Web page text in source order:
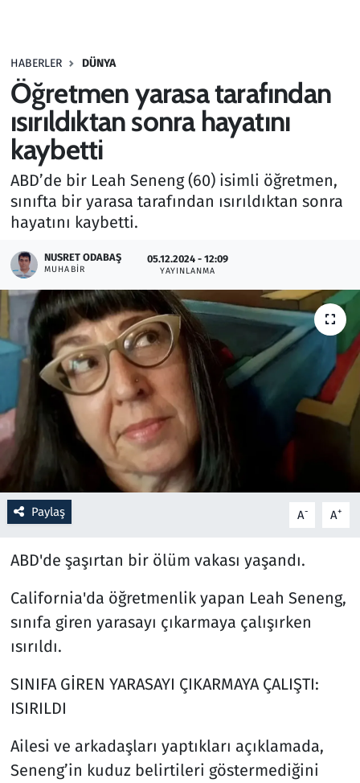
HABERLER DÜNYA
Öğretmen yarasa tarafından
ısırıldıktan sonra hayatını
kaybetti
ABD’de bir Leah Seneng (60) isimli öğretmen,
sınıfta bir yarasa tarafından ısırıldıktan sonra
hayatını kaybetti.
NUSRET ODABAŞ
MUHABIR
05.12.2024 - 12:09
YAYINLANMA
Paylaş A- A+
ABD'de şaşırtan bir ölüm vakası yaşandı.
California'da öğretmenlik yapan Leah Seneng,
sınıfa giren yarasayı çıkarmaya çalışırken
ısırıldı.
SINIFA GİREN YARASAYI ÇIKARMAYA ÇALIŞTI:
ISIRILDI
Ailesi ve arkadaşları yaptıkları açıklamada,
Seneng’in kuduz belirtileri göstermediğini
Haber
Kültür Sanat
Kurumsal Haberler
Lezzet Durağı
Memur ve Kamu
Otomobil
Oyun
Ramazan
Resmi İlanlar
Rüya Tabirleri
Sağlık
Savunma Sanayi
Seçim 2023
Spor
Teknoloji ve Bilim
Televizyon